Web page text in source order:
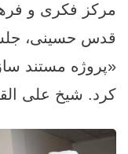
مرکز فکری و
قدس حسینی،
«پروژه مستند
کرد. شیخ علی